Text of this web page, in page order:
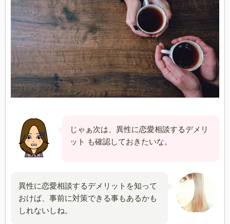
じゃぁ次は、異性に恋愛相談するデメリ
ット も確認しておきたいな。
異性に恋愛相談するデメリットを知って
おけば、事前に対策できる事もあるかも
しれないしね。